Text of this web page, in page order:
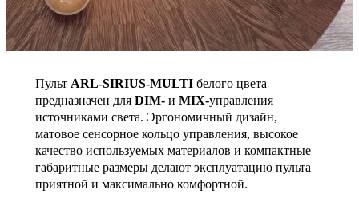
Пульт ARL-SIRIUS-MULTI белого цвета
предназначен для DIM- и MIX-управления
источниками света. Эргономичный дизайн,
матовое сенсорное кольцо управления, высокое
качество используемых материалов и компактные
габаритные размеры делают эксплуатацию пульта
приятной и максимально комфортной.